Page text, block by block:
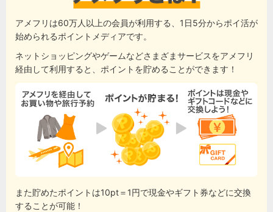
アメフリは60万人以上の会員が利用する、1日5分からポイ活が
始められるポイントメディアです。
ネットショッピングやゲームなどさまざまサービスをアメフリ
経由して利用すると、ポイントを貯めることができます！
また貯めたポイントは10pt＝1円で現金やギフト券などに交換
することが可能！